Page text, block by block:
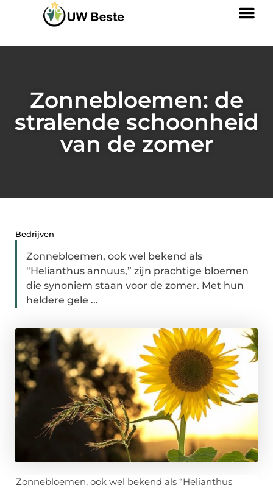
Zonnebloemen: de
stralende schoonheid
van de zomer
Bedrijven
Zonnebloemen, ook wel bekend als
“Helianthus annuus,” zijn prachtige bloemen
die synoniem staan voor de zomer. Met hun
heldere gele ...
Zonnebloemen, ook wel bekend als “Helianthus